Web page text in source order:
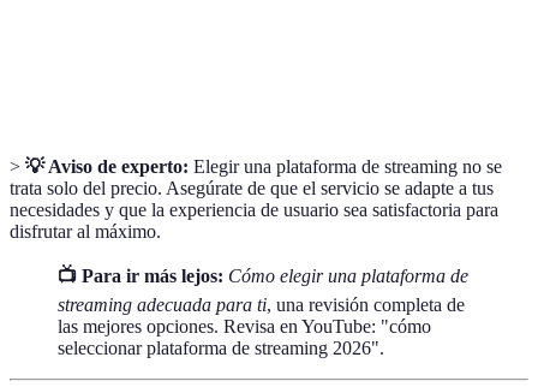
> 💡 Aviso de experto: Elegir una plataforma de streaming no se
trata solo del precio. Asegúrate de que el servicio se adapte a tus
necesidades y que la experiencia de usuario sea satisfactoria para
disfrutar al máximo.
📺 Para ir más lejos: Cómo elegir una plataforma de
streaming adecuada para ti, una revisión completa de
las mejores opciones. Revisa en YouTube: "cómo
seleccionar plataforma de streaming 2026".